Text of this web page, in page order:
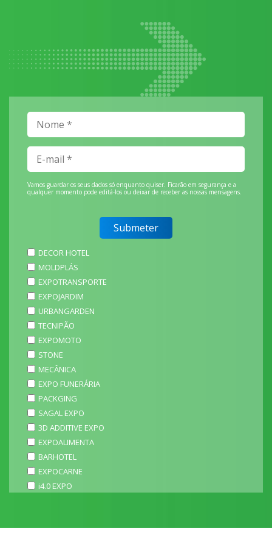
Vamos guardar os seus dados só enquanto quiser. Ficarão em segurança e a
qualquer momento pode editá-los ou deixar de receber as nossas mensagens.
DECOR HOTEL
MOLDPLÁS
EXPOTRANSPORTE
EXPOJARDIM
URBANGARDEN
TECNIPÃO
EXPOMOTO
STONE
MECÂNICA
EXPO FUNERÁRIA
PACKGING
SAGAL EXPO
3D ADDITIVE EXPO
EXPOALIMENTA
BARHOTEL
EXPOCARNE
i4.0 EXPO